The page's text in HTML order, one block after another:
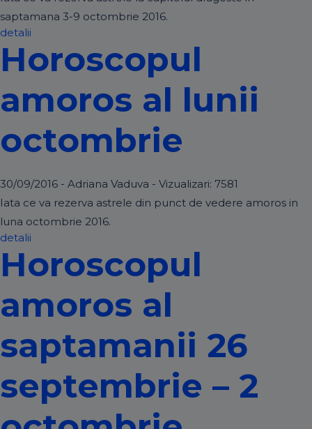
saptamana 3-9 octombrie 2016.
detalii
Horoscopul
amoros al lunii
octombrie
30/09/2016 - Adriana Vaduva - Vizualizari: 7581
Iata ce va rezerva astrele din punct de vedere amoros in
luna octombrie 2016.
detalii
Horoscopul
amoros al
saptamanii 26
septembrie – 2